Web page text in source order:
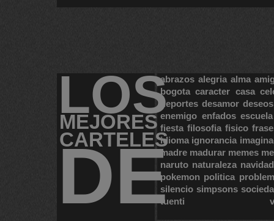
LOS
MEJORES
CARTELES
DE
abrazos alegria alma
bogota caracter casa
deportes desamor deseos
enemigo enfados escuela
fiesta filosofia fisico
idioma ignorancia
madre madurar memes
naruto naturaleza navidad
pokemon politica
silencio simpsons
tuenti